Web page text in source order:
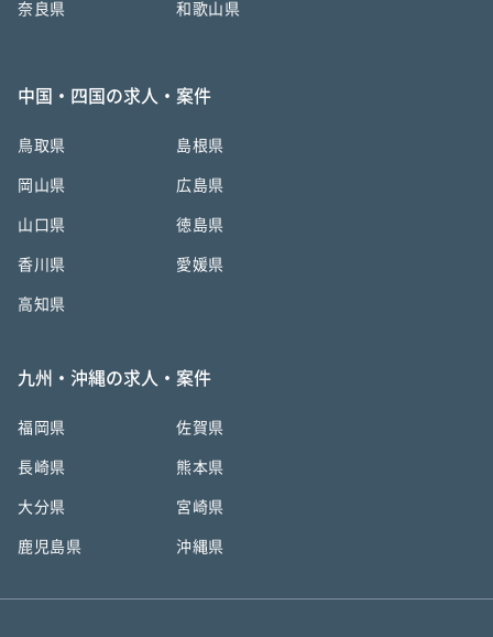
奈良県 和歌山県
中国・四国の求人・案件
鳥取県 島根県
岡山県 広島県
山口県 徳島県
香川県 愛媛県
高知県
九州・沖縄の求人・案件
福岡県 佐賀県
長崎県 熊本県
大分県 宮崎県
鹿児島県 沖縄県